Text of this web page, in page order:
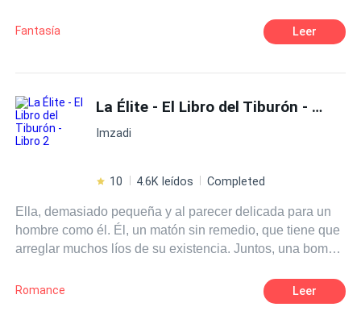
de la destrucción inminente de sus vidas. En proceso se
Fantasía Leer
La Élite - El Libro del Tiburón - Libro 2
Imzadi
10 4.6K leídos Completed
Ella, demasiado pequeña y al parecer delicada para un
hombre como él. Él, un matón sin remedio, que tiene que
arreglar muchos líos de su existencia. Juntos, una bomba
su alrededor. Dos caminos en ascenso y descenso, un
mundo nuevo para ella, y para él un equilibrio en su caos.
Romance Leer